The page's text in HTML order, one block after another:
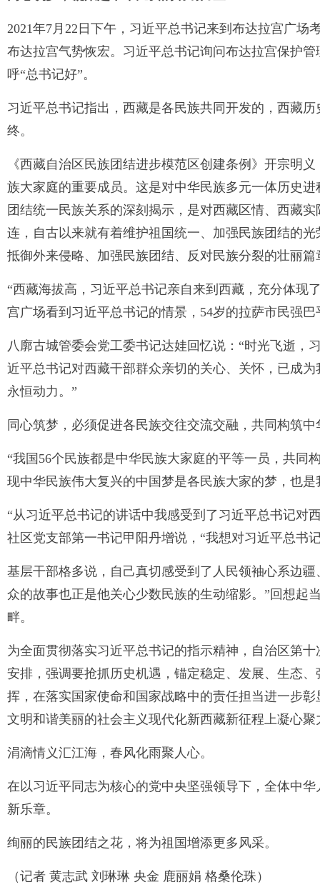
2021年7月22日下午，习近平总书记来到布达拉宫广
布达拉宫气势恢宏。习近平总书记询问布达拉宫保护
呼“总书记好”。
习近平总书记指出，西藏是各民族共同开发的，西藏
终。
《西藏自治区民族团结进步模范区创建条例》开宗明
族大家庭的重要成员。这是对中华民族多元一体历史
团结统一民族关系的深刻揭示，是对西藏区情、西藏
连，自古以来就有着维护祖国统一、加强民族团结的
抵御外来侵略、加强民族团结、反对民族分裂的壮丽
“西藏海拔高，习近平总书记亲自来到西藏，充分体现
宫广场看到习近平总书记的情景，54岁的拉萨市民强
八廓古城管委会党工委书记达娃回忆说：“时光飞逝，
近平总书记对西藏干部群众亲切的关心、关怀，已成
永恒动力。”
同心筑梦，必须促进各民族交往交流交融，共同构筑
“我国56个民族都是中华民族大家庭的平等一员，共
现中华民族伟大复兴的中国梦是各民族大家的梦，也
“从习近平总书记的讲话中我感受到了习近平总书记对
社区党支部第一书记甲阳丹增说，“我想对习近平总书
基层干部格多说，自己真切感受到了人民领袖心系边
众的故事也正是他关心少数民族的生动缩影。”回想起
畔。
为全面贯彻落实习近平总书记的指示精神，自治区第十
安排，强调要抢抓历史机遇，锚定稳定、发展、生态
挥，在落实国家使命和国家战略中的责任担当进一步
文明和谐美丽的社会主义现代化新西藏新征程上凝心聚
涓滴情义汇江海，春风化雨聚人心。
在以习近平同志为核心的党中央坚强领导下，全体中
新乐章。
绚丽的民族团结之花，将为祖国增添更多风采。
（记者 黄志武 刘琳琳 央金 鹿丽娟 格桑伦珠）